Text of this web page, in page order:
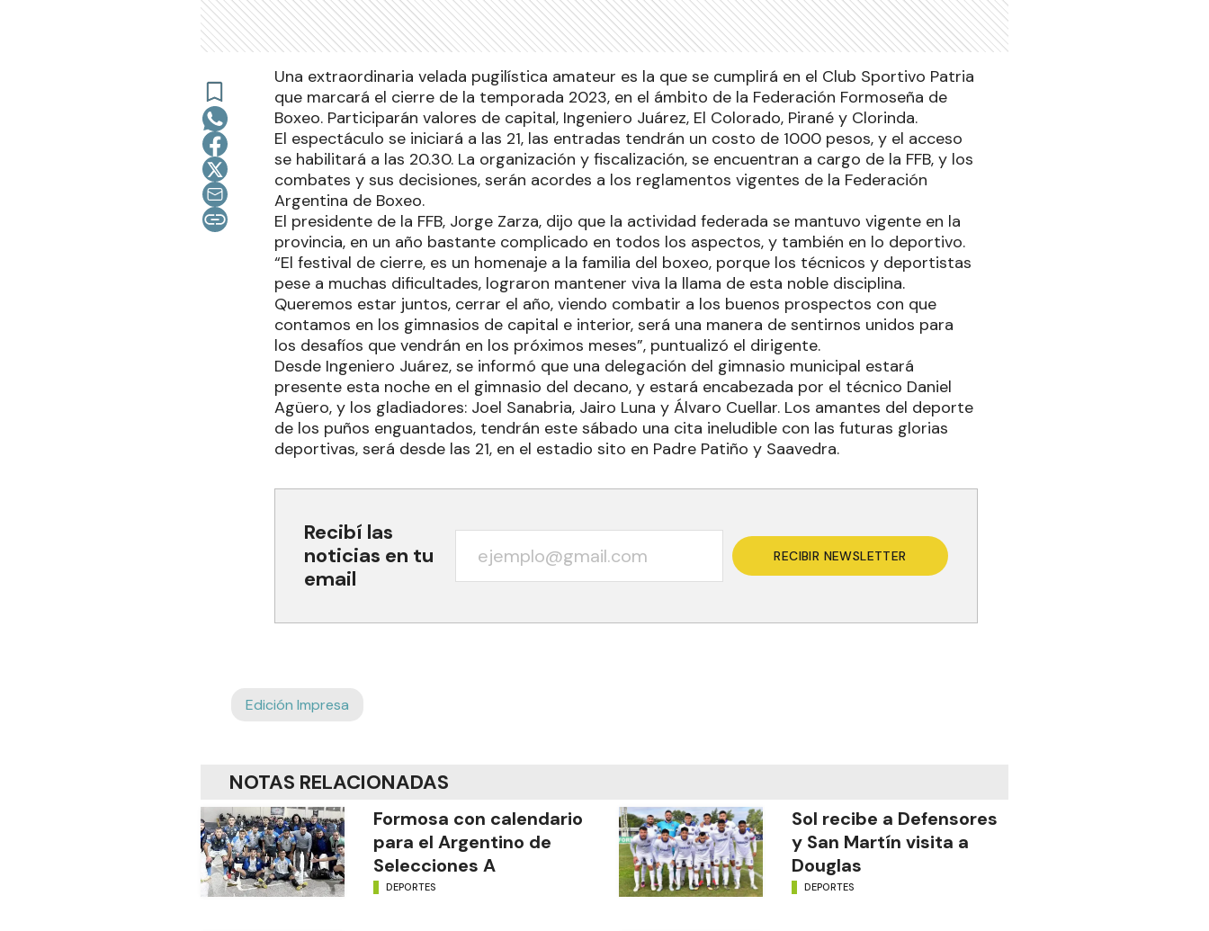
Una extraordinaria velada pugilística amateur es la que se cumplirá en el Club Sportivo Patria
que marcará el cierre de la temporada 2023, en el ámbito de la Federación Formoseña de
Boxeo. Participarán valores de capital, Ingeniero Juárez, El Colorado, Pirané y Clorinda.
El espectáculo se iniciará a las 21, las entradas tendrán un costo de 1000 pesos, y el acceso
se habilitará a las 20.30. La organización y fiscalización, se encuentran a cargo de la FFB, y los
combates y sus decisiones, serán acordes a los reglamentos vigentes de la Federación
Argentina de Boxeo.
El presidente de la FFB, Jorge Zarza, dijo que la actividad federada se mantuvo vigente en la
provincia, en un año bastante complicado en todos los aspectos, y también en lo deportivo.
“El festival de cierre, es un homenaje a la familia del boxeo, porque los técnicos y deportistas
pese a muchas dificultades, lograron mantener viva la llama de esta noble disciplina.
Queremos estar juntos, cerrar el año, viendo combatir a los buenos prospectos con que
contamos en los gimnasios de capital e interior, será una manera de sentirnos unidos para
los desafíos que vendrán en los próximos meses”, puntualizó el dirigente.
Desde Ingeniero Juárez, se informó que una delegación del gimnasio municipal estará
presente esta noche en el gimnasio del decano, y estará encabezada por el técnico Daniel
Agüero, y los gladiadores: Joel Sanabria, Jairo Luna y Álvaro Cuellar. Los amantes del deporte
de los puños enguantados, tendrán este sábado una cita ineludible con las futuras glorias
deportivas, será desde las 21, en el estadio sito en Padre Patiño y Saavedra.
Recibí las
noticias en tu
email
RECIBIR NEWSLETTER
Edición Impresa
NOTAS RELACIONADAS
Formosa con calendario
para el Argentino de
Selecciones A
DEPORTES
Sol recibe a Defensores
y San Martín visita a
Douglas
DEPORTES